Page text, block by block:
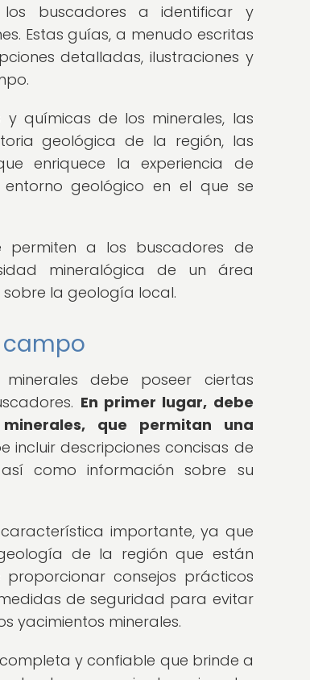
buscadores a identificar y
Estas guías, a menudo escritas
detalladas, ilustraciones y
químicas de los minerales, las
geológica de la región, las
enriquece la experiencia de
geológico en el que se
permiten a los buscadores de
mineralógica de un área
sobre la geología local.
debe poseer ciertas
En primer lugar, debe
que permitan una
incluir descripciones concisas de
como información sobre su
importante, ya que
de la región que están
consejos prácticos
de seguridad para evitar
yacimientos minerales.
y confiable que brinde a